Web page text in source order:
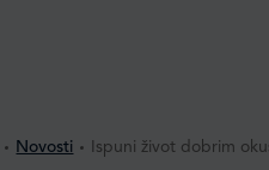
Novosti Ispuni život dobrim